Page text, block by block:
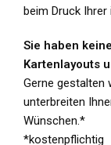
beim Druck Ihrer
Sie haben
Kartenlayouts
Gerne gestalten
unterbreiten
Wünschen.*
*kostenpflichtig